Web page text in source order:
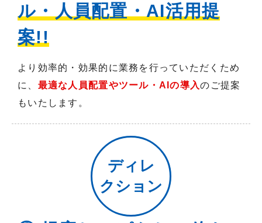
ル・人員配置・AI活用提
案!!
より効率的・効果的に業務を行っていただくため
に、 最適な人員配置やツール・AIの導入のご提案
もいたします。
ディレ
クション